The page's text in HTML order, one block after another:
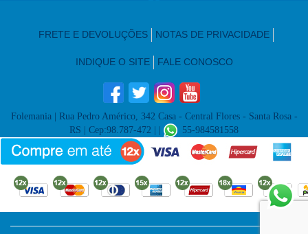
FRETE E DEVOLUÇÕES NOTAS DE PRIVACIDADE
INDIQUE O SITE FALE CONOSCO
Folemania| Rua Pedro Américo, 342 Casa - Central Flores - Santa Rosa -
RS | Cep:98.787-472 | |
55-984581558